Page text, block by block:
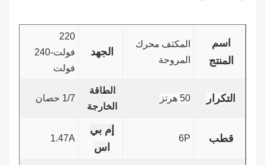
المنتج
المكثفمحرك
المروحة
الجهد
فولت-240
فولت
التكرار
الطاقة
الخارجة
قطب
إم بي
1.47A